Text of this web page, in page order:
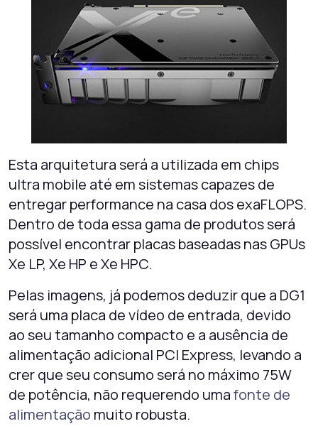
Esta arquitetura será a utilizada em chips
ultra mobile até em sistemas capazes de
entregar performance na casa dos exaFLOPS.
Dentro de toda essa gama de produtos será
possível encontrar placas baseadas nas GPUs
Xe LP, Xe HP e Xe HPC.
Pelas imagens, já podemos deduzir que a DG1
será uma placa de vídeo de entrada, devido
ao seu tamanho compacto e a ausência de
alimentação adicional PCI Express, levando a
crer que seu consumo será no máximo 75W
de potência, não requerendo umafonte de
alimentação muito robusta.